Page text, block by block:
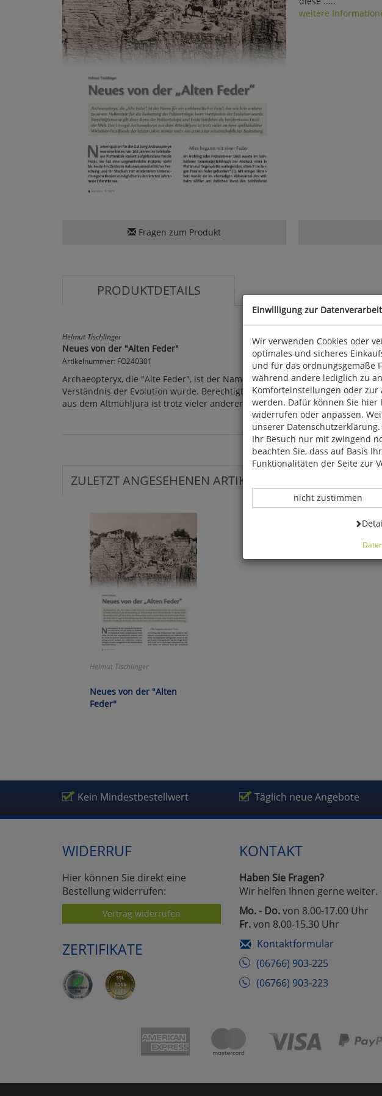
weitere
Fragen zum Produkt
PRODUKTDETAILS
Helmut Tischlinger
Neues von der "Alten Feder"
Artikelnummer: FO240301
Archaeopteryx, die "Alte Feder", ist der Name für ein emblematisches
Verständnis der Evolution wurde. Berechtigterweise gilt diese Ikone der
aus dem Altmühljura ist trotz vieler anderer spektakulärer Wirbeltier-
ZULETZT ANGESEHENEN ARTIKEL:
Helmut Tischlinger
Neues von der "Alten
Feder"
Kein Mindestbestellwert Täglich neue Angebote
WIDERRUF
Hier können Sie direkt eine
Bestellung widerrufen:
Vertrag widerrufen
ZERTIFIKATE
KONTAKT
Haben Sie Fragen?
Wir helfen Ihnen gerne weiter.
Mo. - Do.von 8.00-17.00 Uhr
Fr.von 8.00-15.30 Uhr
Kontaktformular
(06766) 903-225
(06766) 903-223
Einwilligung zur
Wir verwenden Cookies oder
optimales und sicheres
und für das ordnungsgemäße
während andere lediglich zu
Komforteinstellungen oder
werden. Dafür können Sie
widerrufen oder anpassen.
unserer
Ihr Besuch nur mit zwingend
beachten Sie, dass auf Basis
Funktionalitäten der Seite zur
Datenverarbeitung -
nicht zustimmen
Cookies ablehnen, wird Ihr
Cookies
Alle Akzeptieren